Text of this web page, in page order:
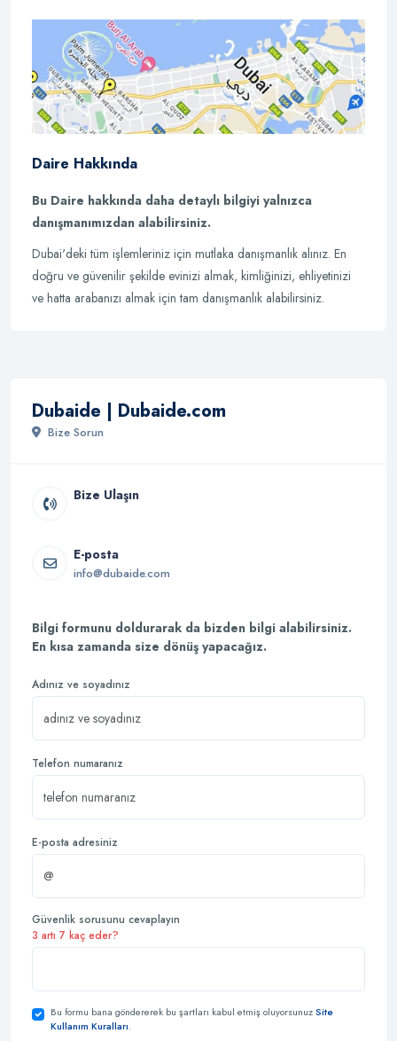
Daire Hakkında
Bu Daire hakkında daha detaylı bilgiyi yalnızca
danışmanımızdan alabilirsiniz.
Dubai'deki tüm işlemleriniz için mutlaka danışmanlık alınız. En
doğru ve güvenilir şekilde evinizi almak, kimliğinizi, ehliyetinizi
ve hatta arabanızı almak için tam danışmanlık alabilirsiniz.
Dubaide | Dubaide.com
Bize Sorun
Bize Ulaşın
E-posta
info@dubaide.com
Bilgi formunu doldurarak da bizden bilgi alabilirsiniz.
En kısa zamanda size dönüş yapacağız.
Adınız ve soyadınız
Telefon numaranız
E-posta adresiniz
Güvenlik sorusunu cevaplayın
3 artı 7 kaç eder?
Bu formu bana göndererek bu şartları kabul etmiş oluyorsunuzSite
Kullanım Kuralları.